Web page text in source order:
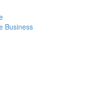
Business